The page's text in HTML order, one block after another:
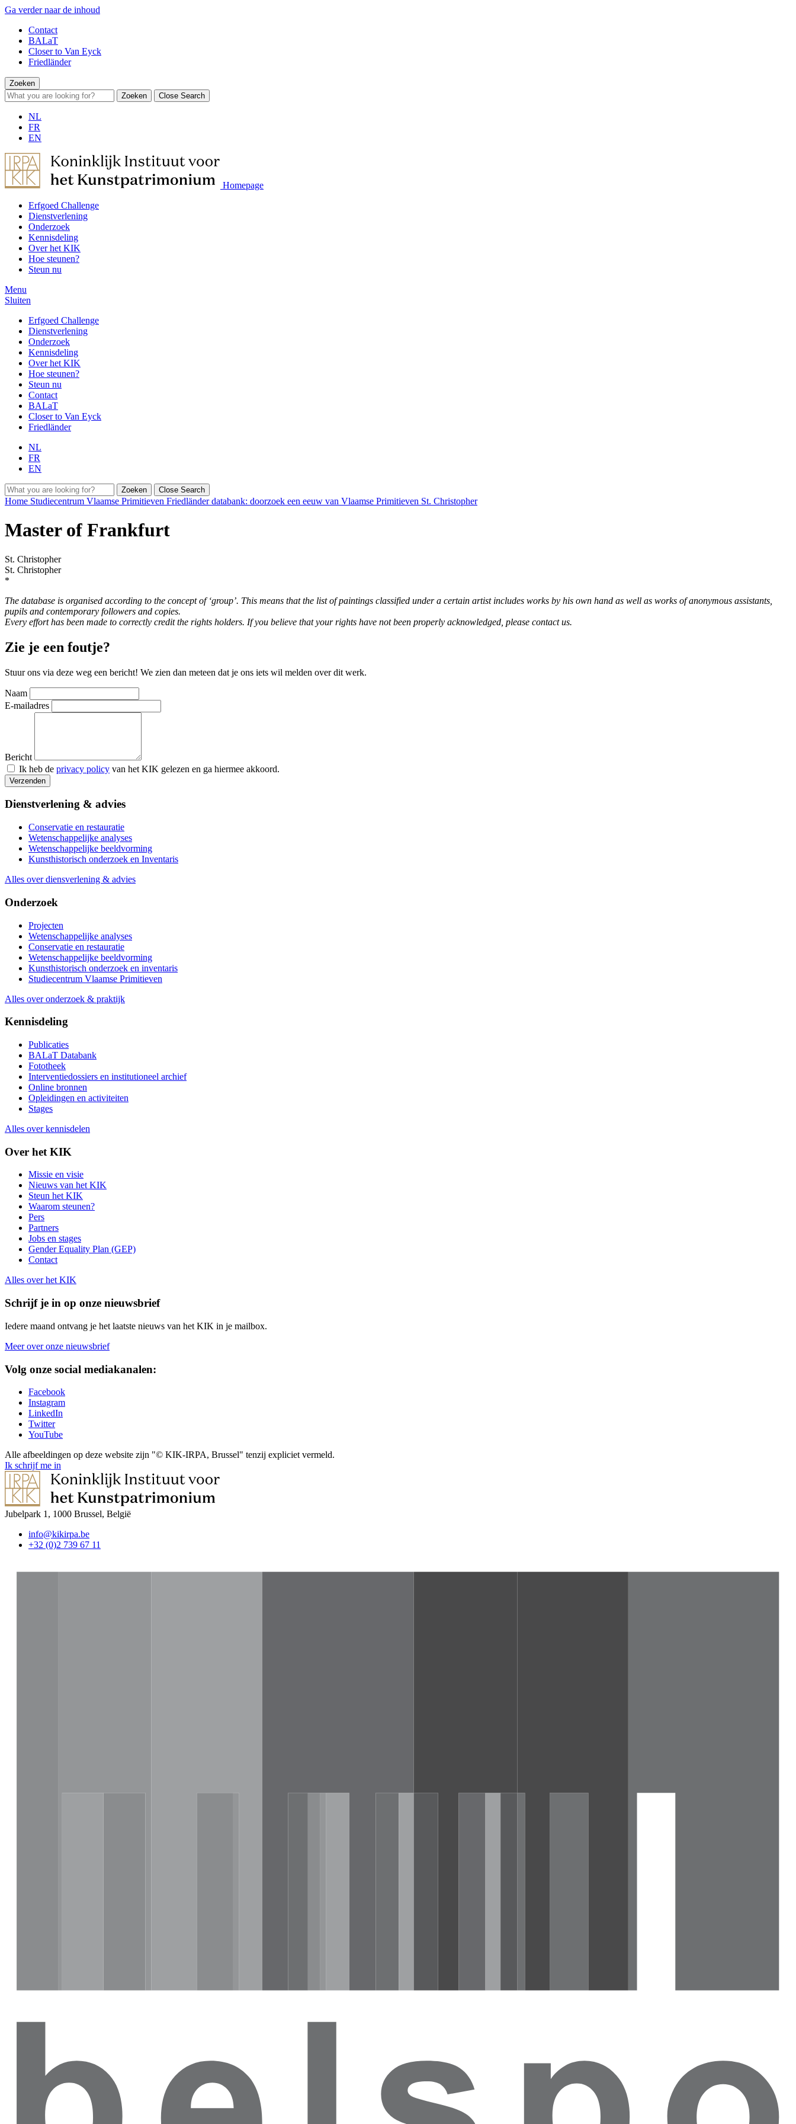
Ga verder naar de inhoud
Contact
BALaT
Closer to Van Eyck
Friedländer
Zoeken
Zoeken
Close Search
NL
FR
EN
Homepage
Erfgoed Challenge
Dienstverlening
Onderzoek
Kennisdeling
Over het KIK
Hoe steunen?
Steun nu
Menu
Sluiten
Erfgoed Challenge
Dienstverlening
Onderzoek
Kennisdeling
Over het KIK
Hoe steunen?
Steun nu
Contact
BALaT
Closer to Van Eyck
Friedländer
NL
FR
EN
Zoeken Close Search
Home Studiecentrum Vlaamse Primitieven Friedländer databank: doorzoek een eeuw van Vlaamse Primitieven St. Christopher
Master of Frankfurt
St. Christopher
St. Christopher
*
The database is organised according to the concept of ‘group’. This means that the list of paintings classified under a certain artist includes works by his own hand as well as works of anonymous assistants,
pupils and contemporary followers and copies.
Every effort has been made to correctly credit the rights holders. If you believe that your rights have not been properly acknowledged, please contact us.
Zie je een foutje?
Stuur ons via deze weg een bericht! We zien dan meteen dat je ons iets wil melden over dit werk.
Naam
E-mailadres
Bericht
Ik heb de privacy policy van het KIK gelezen en ga hiermee akkoord.
Verzenden
Dienstverlening & advies
Conservatie en restauratie
Wetenschappelijke analyses
Wetenschappelijke beeldvorming
Kunsthistorisch onderzoek en Inventaris
Alles over diensverlening & advies
Onderzoek
Projecten
Wetenschappelijke analyses
Conservatie en restauratie
Wetenschappelijke beeldvorming
Kunsthistorisch onderzoek en inventaris
Studiecentrum Vlaamse Primitieven
Alles over onderzoek & praktijk
Kennisdeling
Publicaties
BALaT Databank
Fototheek
Interventiedossiers en institutioneel archief
Online bronnen
Opleidingen en activiteiten
Stages
Alles over kennisdelen
Over het KIK
Missie en visie
Nieuws van het KIK
Steun het KIK
Waarom steunen?
Pers
Partners
Jobs en stages
Gender Equality Plan (GEP)
Contact
Alles over het KIK
Schrijf je in op onze nieuwsbrief
Iedere maand ontvang je het laatste nieuws van het KIK in je mailbox.
Meer over onze nieuwsbrief
Volg onze social mediakanalen:
Facebook
Instagram
LinkedIn
Twitter
YouTube
Alle afbeeldingen op deze website zijn "© KIK-IRPA, Brussel" tenzij expliciet vermeld.
Ik schrijf me in
Jubelpark 1, 1000 Brussel, België
info@kikirpa.be
+32 (0)2 739 67 11